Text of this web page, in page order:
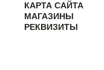
КАРТА САЙТА
МАГАЗИНЫ
РЕКВИЗИТЫ